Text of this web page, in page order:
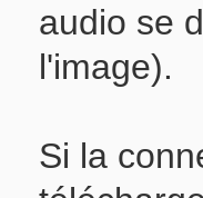
audio se
l'image).
Si la